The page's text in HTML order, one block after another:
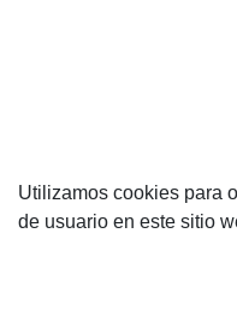
Utilizamos cookies para
de usuario en este sitio